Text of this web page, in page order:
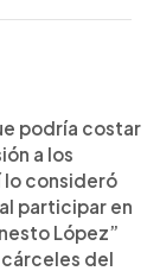
podría costar
a los
lo consideró
participar en
López”
del